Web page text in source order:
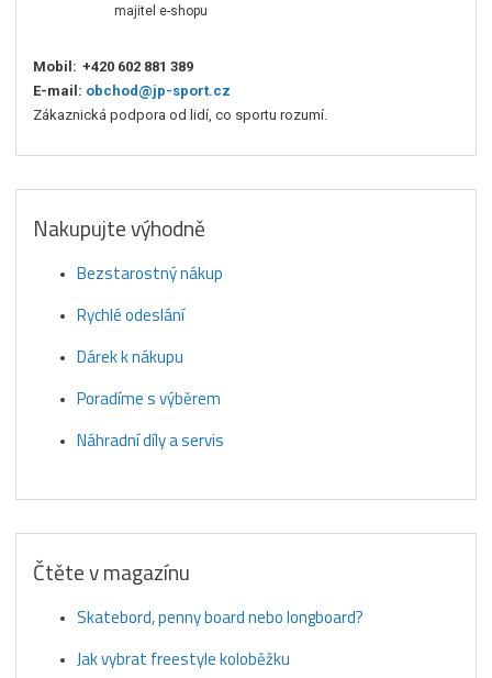
majitel e-shopu
Mobil: +420 602 881 389
E-mail: obchod@jp-sport.cz
Zákaznická podpora od lidí, co sportu rozumí.
Nakupujte výhodně
Bezstarostný nákup
Rychlé odeslání
Dárek k nákupu
Poradíme s výběrem
Náhradní díly a servis
Čtěte v magazínu
Skatebord, penny board nebo longboard?
Jak vybrat freestyle koloběžku